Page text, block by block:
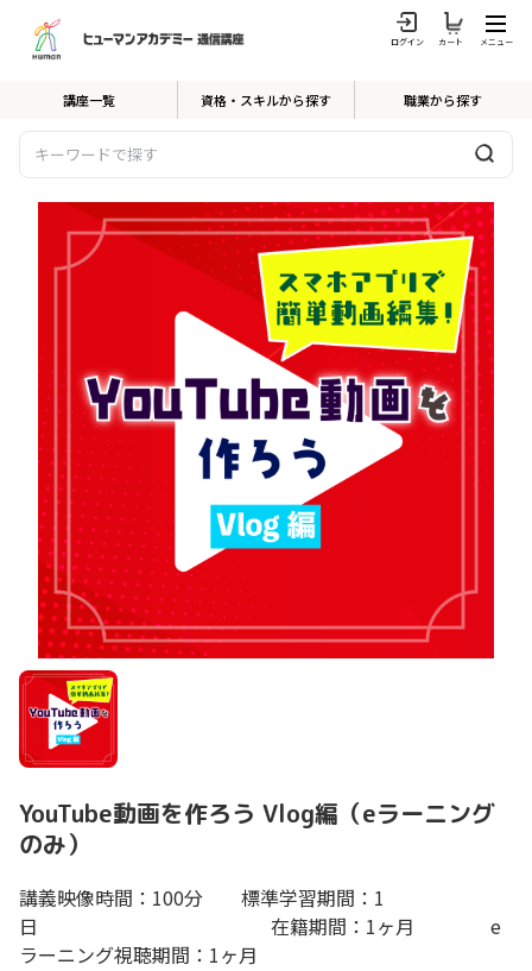
ログイン カート メニュー
講座一覧 資格・スキルから探す 職業から探す
YouTube動画を作ろう Vlog編（eラーニング
のみ）
講義映像時間：100分 標準学習期間：1
日 在籍期間：1ヶ月 e
ラーニング視聴期間：1ヶ月